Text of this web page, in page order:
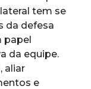
tem se
da defesa
papel
da equipe.
aliar
e